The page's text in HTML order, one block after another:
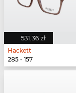
531,36 zł
Hackett
285 - 157